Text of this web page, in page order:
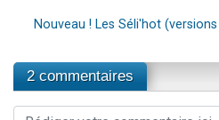
Nouveau ! Les Séli'hot
2 commentaires